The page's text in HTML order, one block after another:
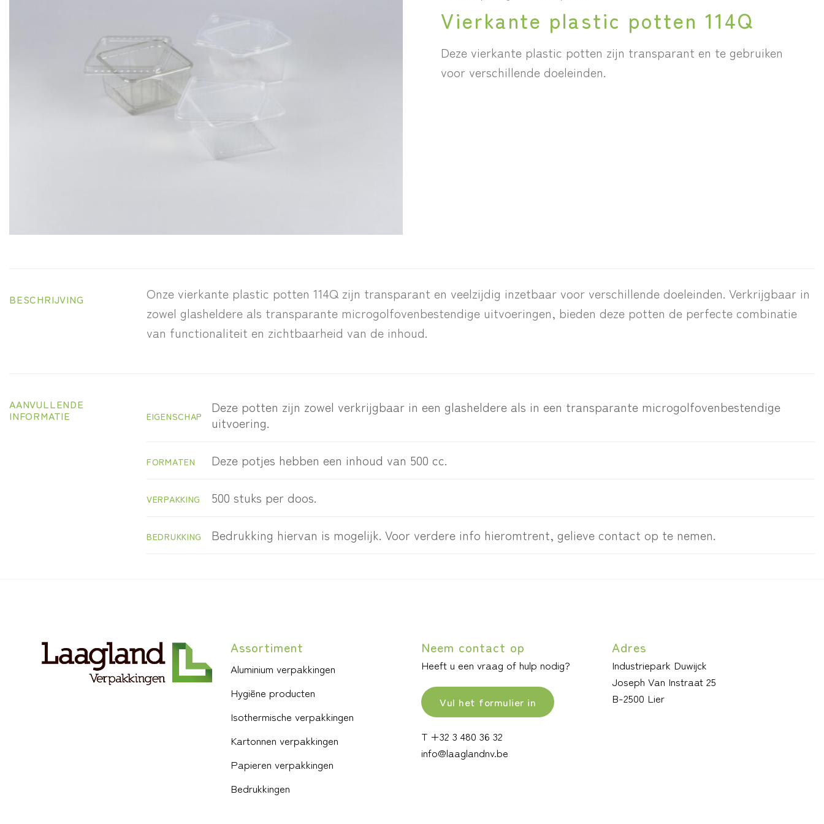
Vierkante plastic potten 114Q
Deze vierkante plastic potten zijn transparant en te gebruiken
voor verschillende doeleinden.
BESCHRIJVING
Onze vierkante plastic potten 114Q zijn transparant en veelzijdig inzetbaar voor verschillende doeleinden. Verkrijgbaar in
zowel glasheldere als transparante microgolfovenbestendige uitvoeringen, bieden deze potten de perfecte combinatie
van functionaliteit en zichtbaarheid van de inhoud.
AANVULLENDE
INFORMATIE EIGENSCHAP
Deze potten zijn zowel verkrijgbaar in een glasheldere als in een transparante microgolfovenbestendige
uitvoering.
FORMATEN Deze potjes hebben een inhoud van 500 cc.
VERPAKKING 500 stuks per doos.
BEDRUKKING Bedrukking hiervan is mogelijk. Voor verdere info hieromtrent, gelieve contact op te nemen.
Assortiment
Aluminium verpakkingen
Hygiëne producten
Isothermische verpakkingen
Kartonnen verpakkingen
Papieren verpakkingen
Bedrukkingen
Neem contact op
Heeft u een vraag of hulp nodig?
Vul het formulier in
T +32 3 480 36 32
info@laaglandnv.be
Adres
Industriepark Duwijck
Joseph Van Instraat 25
B-2500 Lier